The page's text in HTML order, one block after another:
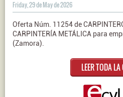
Friday, 29 de May de 2026
Oferta Núm. 11254 de
CARPINTERÍA METÁLICA para
(Zamora).
LEER TODA LA